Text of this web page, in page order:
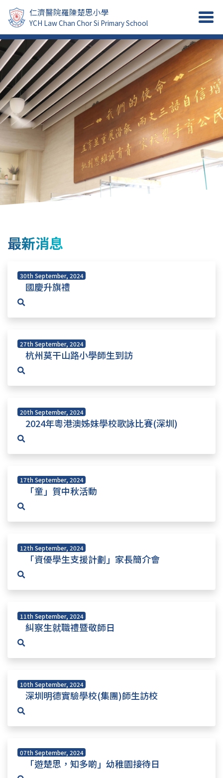
仁濟醫院羅陳楚思小學
YCH Law Chan Chor Si Primary School
最新消息
30th September, 2024
國慶升旗禮
27th September, 2024
杭州莫干山路小學師生到訪
20th September, 2024
2024年粵港澳姊妹學校歌詠比賽(深圳)
17th September, 2024
「童」賀中秋活動
12th September, 2024
「資優學生支援計劃」家長簡介會
11th September, 2024
糾察生就職禮暨敬師日
10th September, 2024
深圳明德實驗學校(集團)師生訪校
07th September, 2024
「遊楚思，知多啲」幼稚園接待日